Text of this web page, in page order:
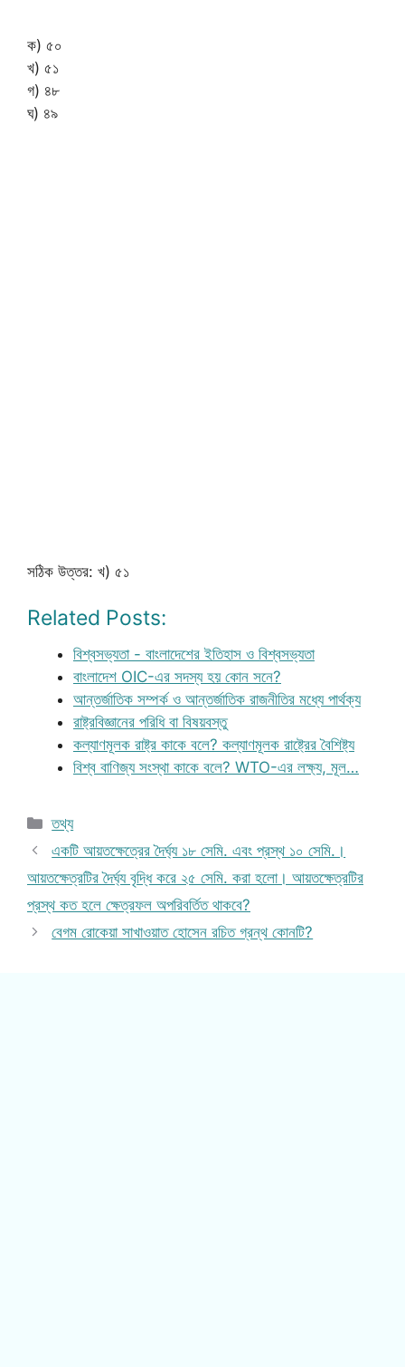
ক) ৫০
খ) ৫১
গ) ৪৮
ঘ) ৪৯
সঠিক উত্তর: খ) ৫১
Related Posts:
বিশ্বসভ্যতা - বাংলাদেশের ইতিহাস ও বিশ্বসভ্যতা
বাংলাদেশ OIC-এর সদস্য হয় কোন সনে?
আন্তর্জাতিক সম্পর্ক ও আন্তর্জাতিক রাজনীতির মধ্যে পার্থক্য
রাষ্ট্রবিজ্ঞানের পরিধি বা বিষয়বস্তু
কল্যাণমূলক রাষ্ট্র কাকে বলে? কল্যাণমূলক রাষ্ট্রের বৈশিষ্ট্য
বিশ্ব বাণিজ্য সংস্থা কাকে বলে? WTO-এর লক্ষ্য, মূল…
Categories
তথ্য
একটি আয়তক্ষেত্রের দৈর্ঘ্য ১৮ সেমি. এবং প্রস্থ ১০ সেমি.।
আয়তক্ষেত্রটির দৈর্ঘ্য বৃদ্ধি করে ২৫ সেমি. করা হলো। আয়তক্ষেত্রটির
প্রস্থ কত হলে ক্ষেত্রফল অপরিবর্তিত থাকবে?
বেগম রোকেয়া সাখাওয়াত হোসেন রচিত গ্রন্থ কোনটি?